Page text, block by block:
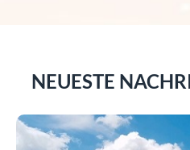
NEUESTE